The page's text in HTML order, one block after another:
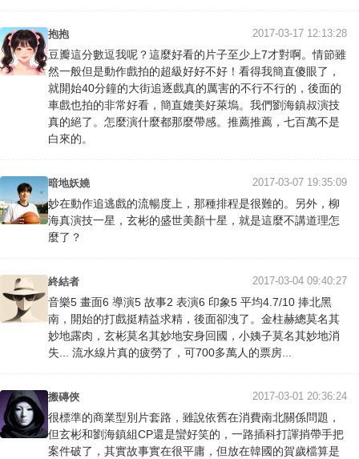
抱抱 2017-03-17 12:13:28
豆瓣這分數逗我呢？這麼好看的片子至少上7才對啊。情節雖
然一般但是動作戲拍的超級好好不好！看得我簡直傻眼了，
就開始40分鐘的大街追逐戲真的厲害的不行不行的，後面的
車戲也拍的非常好看，簡直媲美好萊塢。我們劉海鎮叔演技
真的絕了。怎麼演什麼都那麼帶感。推薦推薦，七百萬不是
白來的。
暗地妖嬈 2017-03-07 19:35:09
妙在動作追逃戲的流暢度上，那種排程是很難的。另外，柳
海真演技一星，玄彬的盛世美顏十星，就是這麼不講道理怎
麼了？
終結者 2017-03-04 09:40:27
音樂5 畫面6 導演5 故事2 表演6 印象5 平均4.7/10 捧北黑
南，開始的打戲挺精益求精，後面卻洩了。金柱赫總莫名其
妙地露肉，玄彬莫名其妙地安身回國，小姨子莫名其妙地消
失... 流水線片真的疲勞了，可700多萬人的票房...
搬磚俠 2017-03-01 20:36:24
很標準的商業型別片套路，雖說依舊在消費南北關係問題，
但玄彬和劉海鎮組CP還是蠻好笑的，一路插科打諢捎帶手把
案件破了，其實故事實在很平庸，但放在韓國的賀歲檔算是